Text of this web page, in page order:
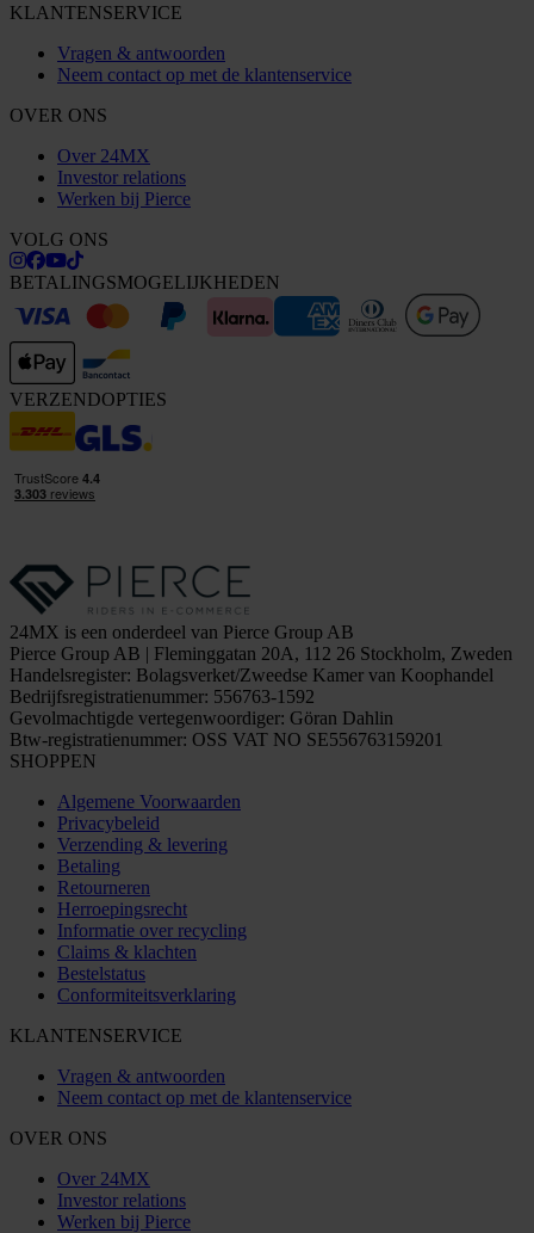
KLANTENSERVICE
Vragen & antwoorden
Neem contact op met de klantenservice
OVER ONS
Over 24MX
Investor relations
Werken bij Pierce
VOLG ONS
BETALINGSMOGELIJKHEDEN
VERZENDOPTIES
24MX is een onderdeel van Pierce Group AB
Pierce Group AB | Fleminggatan 20A, 112 26 Stockholm, Zweden
Handelsregister: Bolagsverket/Zweedse Kamer van Koophandel
Bedrijfsregistratienummer: 556763-1592
Gevolmachtigde vertegenwoordiger: Göran Dahlin
Btw-registratienummer: OSS VAT NO SE556763159201
SHOPPEN
Algemene Voorwaarden
Privacybeleid
Verzending & levering
Betaling
Retourneren
Herroepingsrecht
Informatie over recycling
Claims & klachten
Bestelstatus
Conformiteitsverklaring
KLANTENSERVICE
Vragen & antwoorden
Neem contact op met de klantenservice
OVER ONS
Over 24MX
Investor relations
Werken bij Pierce